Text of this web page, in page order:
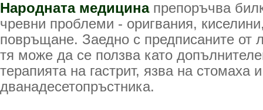
Народната медицина препоръчва
чревни проблеми - оригвания,
повръщане. Заедно с предписаните от
тя може да се ползва като
терапията на гастрит, язва на стомаха и
дванадесетопръстника.